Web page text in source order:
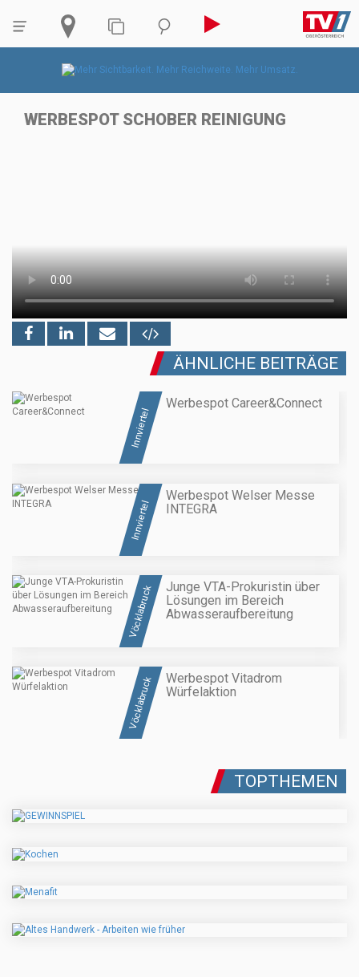
WERBESPOT SCHOBER REINIGUNG
ÄHNLICHE BEITRÄGE
Innviertel
Werbespot Career&Connect
Innviertel
Werbespot Welser Messe
INTEGRA
Vöcklabruck
Junge VTA-Prokuristin über
Lösungen im Bereich
Abwasseraufbereitung
Vöcklabruck
Werbespot Vitadrom
Würfelaktion
TOPTHEMEN